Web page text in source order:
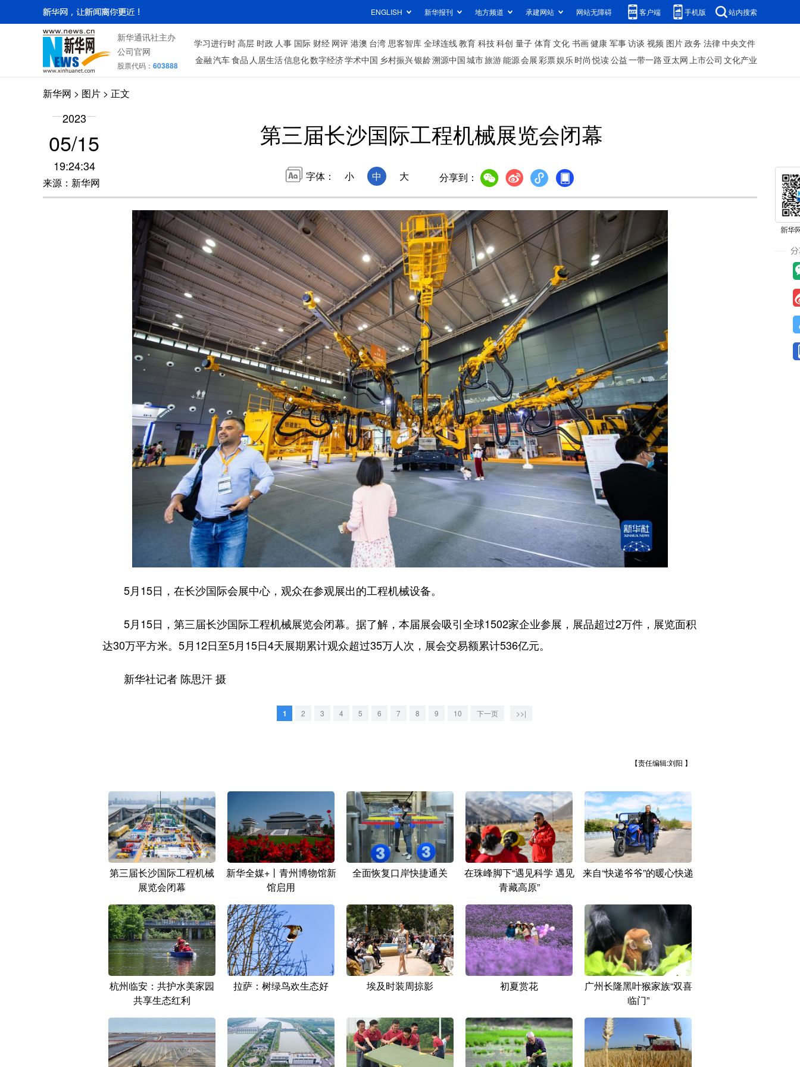
ENGLISH 新华报刊 地方频道 承建网站 网站无障碍 客户端 手机版 站内搜索
新华通讯社主办
公司官网
股票代码： 603888
学习进行时高层 时政 人事 国际 财经 网评 港澳 台湾 思客智库 全球连线教育 科技科创 量子 体育文化 书画健康 军事访谈 视频 图片政务 法律中央文件
金融汽车食品 人居生活信息化数字经济学术中国 乡村振兴银龄溯源中国城市旅游能源会展彩票娱乐时尚 悦读公益一带一路 亚太网上市公司 文化产业
新华网 > 图片 > 正文
2023
05/15
19:24:34
来源：新华网
第三届长沙国际工程机械展览会闭幕
字体： 小 中 大 分享到：
5月15日，在长沙国际会展中心，观众在参观展出的工程机械设备。
5月15日，第三届长沙国际工程机械展览会闭幕。据了解，本届展会吸引全球1502家企业参展，展品超过2万件，展览面积
达30万平方米。5月12日至5月15日4天展期累计观众超过35万人次，展会交易额累计536亿元。
新华社记者 陈思汗 摄
1 2 3 4 5 6 7 8 9 10 下一页 >>|
【责任编辑:刘阳 】
第三届长沙国际工程机械
展览会闭幕
新华全媒+丨青州博物馆新
馆启用
全面恢复口岸快捷通关
在珠峰脚下“遇见科学 遇见
青藏高原”
来自“快递爷爷”的暖心快递
杭州临安：共护水美家园
共享生态红利
拉萨：树绿鸟欢生态好 埃及时装周掠影 初夏赏花
广州长隆黑叶猴家族“双喜
临门”